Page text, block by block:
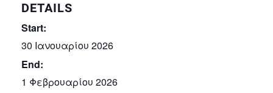
DETAILS
Start:
30 Ιανουαρίου 2026
End:
1 Φεβρουαρίου 2026